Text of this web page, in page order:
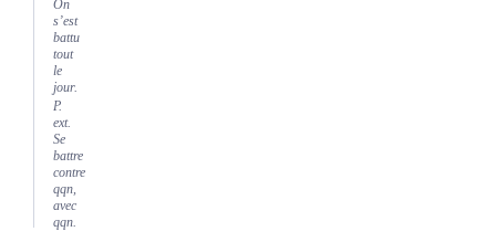
On
s’est
battu
tout
le
jour.
P.
ext.
Se
battre
contre
qqn,
avec
qqn.